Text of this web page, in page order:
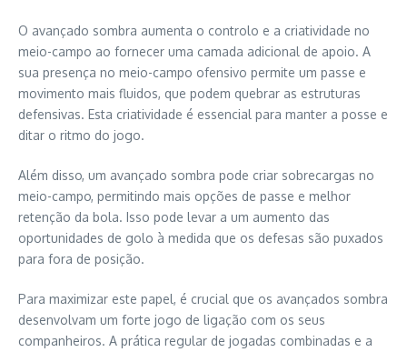
O avançado sombra aumenta o controlo e a criatividade no
meio-campo ao fornecer uma camada adicional de apoio. A
sua presença no meio-campo ofensivo permite um passe e
movimento mais fluidos, que podem quebrar as estruturas
defensivas. Esta criatividade é essencial para manter a posse e
ditar o ritmo do jogo.
Além disso, um avançado sombra pode criar sobrecargas no
meio-campo, permitindo mais opções de passe e melhor
retenção da bola. Isso pode levar a um aumento das
oportunidades de golo à medida que os defesas são puxados
para fora de posição.
Para maximizar este papel, é crucial que os avançados sombra
desenvolvam um forte jogo de ligação com os seus
companheiros. A prática regular de jogadas combinadas e a